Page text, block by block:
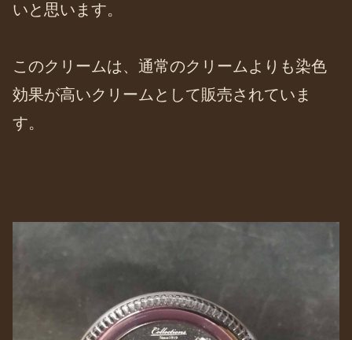
いと思います。
このクリームは、通常のクリームよりも染色
効果が高いクリームとして販売されていま
す。